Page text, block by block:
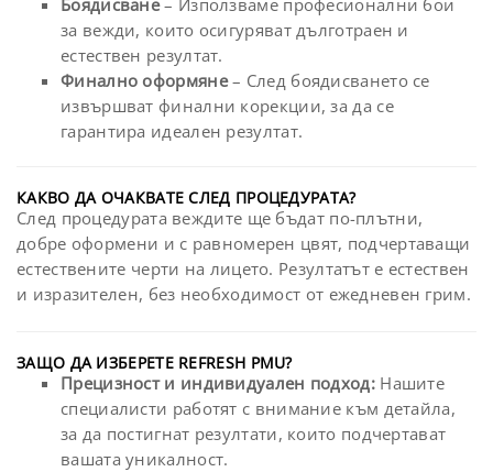
Боядисване– Използваме професионални бои
за вежди, които осигуряват дълготраен и
естествен резултат.
Финално оформяне– След боядисването се
извършват финални корекции, за да се
гарантира идеален резултат.
КАКВО ДА ОЧАКВАТЕ СЛЕД ПРОЦЕДУРАТА?
След процедурата веждите ще бъдат по-плътни,
добре оформени и с равномерен цвят, подчертаващи
естествените черти на лицето. Резултатът е естествен
и изразителен, без необходимост от ежедневен грим.
ЗАЩО ДА ИЗБЕРЕТЕ REFRESH PMU?
Прецизност и индивидуален подход:Нашите
специалисти работят с внимание към детайла,
за да постигнат резултати, които подчертават
вашата уникалност.